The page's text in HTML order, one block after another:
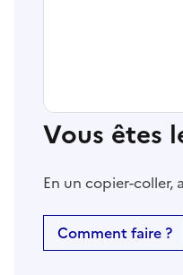
Vous êtes
En un copier-
Comment faire ?